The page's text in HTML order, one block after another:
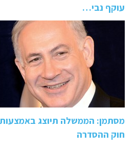
עוקף נבי…
מסתמן: הממשלה תיוצג
חוק ההסדרה